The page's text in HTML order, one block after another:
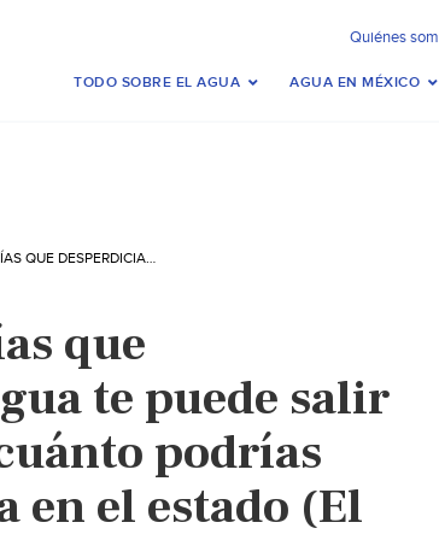
Quiénes
TODO SOBRE EL AGUA AGUA EN MÉXICO
MÉXICO – ¿SABÍAS QUE DESPERDICIAR AGUA TE PUEDE SALIR CARO? CONOCE CUÁNTO PODRÍAS PAGAR DE MULTA EN EL ESTADO (EL SOL DEL CENTRO)
que
te puede salir
podrías
en el estado (El